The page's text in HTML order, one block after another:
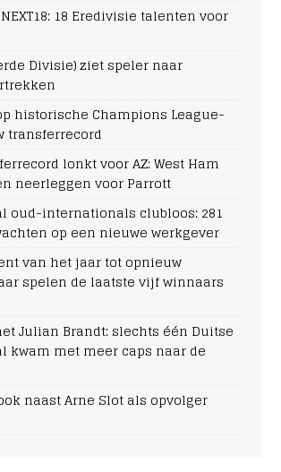
18 Eredivisie talenten voor
Divisie) ziet speler naar
historische Champions League-
transferrecord
lonkt voor AZ: West Ham
neerleggen voor Parrott
oud-internationals clubloos: 281
op een nieuwe werkgever
van het jaar tot opnieuw
spelen de laatste vijf winnaars
Julian Brandt: slechts één Duitse
kwam met meer caps naar de
naast Arne Slot als opvolger